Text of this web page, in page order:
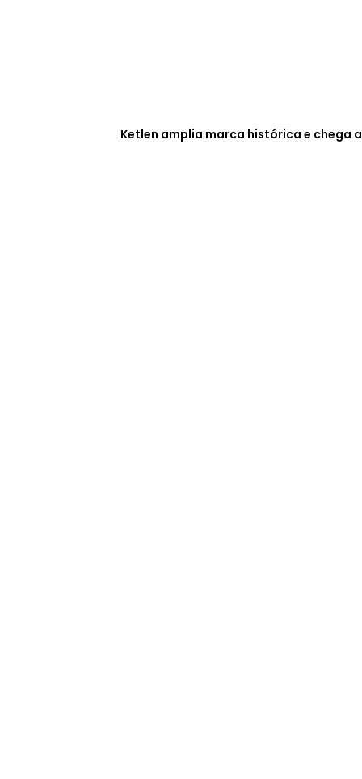
Ketlen amplia marca histórica e chega